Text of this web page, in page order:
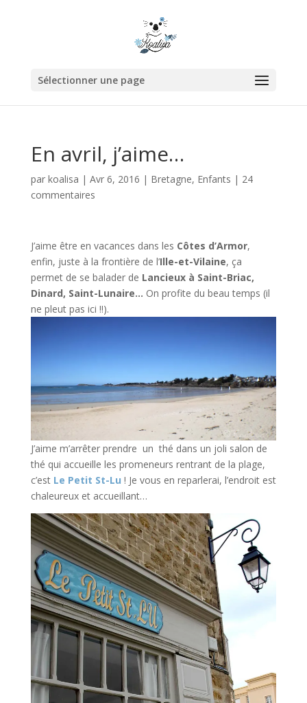
Sélectionner une page
En avril, j’aime…
par koalisa | Avr 6, 2016 | Bretagne, Enfants | 24
commentaires
J’aime être en vacances dans les Côtes d’Armor,
enfin, juste à la frontière de l’Ille-et-Vilaine, ça
permet de se balader de Lancieux à Saint-Briac,
Dinard, Saint-Lunaire… On profite du beau temps (il
ne pleut pas ici !!).
J’aime m’arrêter prendre un thé dans un joli salon de
thé qui accueille les promeneurs rentrant de la plage,
c’est Le Petit St-Lu ! Je vous en reparlerai, l’endroit est
chaleureux et accueillant…